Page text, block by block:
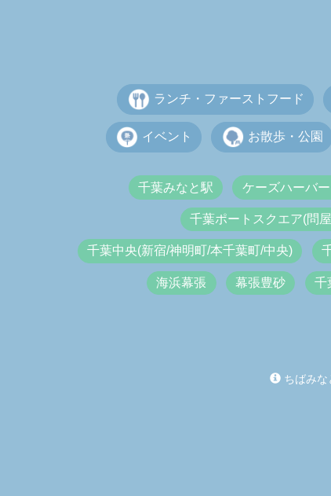
ランチ・ファーストフード
イベント お散歩・公園
千葉みなと駅 ケーズハーバ
千葉ポートスクエア(問
千葉中央(新宿/神明町/本千葉町/中央)
海浜幕張 幕張豊砂 千
ちばみな